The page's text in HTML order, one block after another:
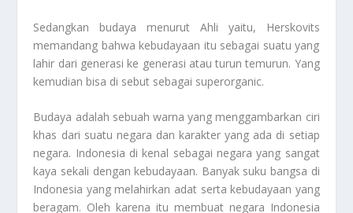
Sedangkan budaya menurut Ahli yaitu,
Herskovits
memandang bahwa kebudayaan itu sebagai suatu yang
lahir dari generasi ke generasi atau turun temurun. Yang
kemudian bisa di sebut sebagai superorganic.
Budaya adalah sebuah warna yang menggambarkan ciri
khas dari suatu negara dan karakter yang ada di setiap
negara. Indonesia di kenal sebagai negara yang sangat
kaya sekali dengan kebudayaan. Banyak suku bangsa di
Indonesia yang melahirkan adat serta kebudayaan yang
beragam. Oleh karena itu membuat negara Indonesia